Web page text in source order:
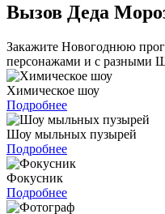
Вызов Деда
Закажите Новогоднюю
персонажами и с разными
Химическое шоу
Подробнее
Шоу мыльных пузырей
Подробнее
Фокусник
Подробнее